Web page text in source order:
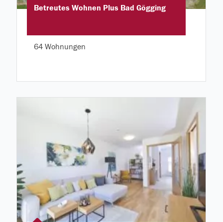
Betreutes Wohnen Plus Bad Gögging
64 Wohnungen